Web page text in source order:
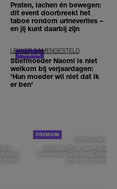
Praten, lachen én bewegen:
dit event doorbreekt het
taboe rondom urineverlies –
en jij kunt daarbij zijn
LEKKER SAMENGESTELD
Stiefmoeder Naomi is niet
welkom bij verjaardagen:
'Hun moeder wil niet dat ik
er ben'
in
thuis'
DE STAD VAN
Isabelle Boer deelt haar
plekken in Zwolle: 'Deze
graag verborgen'